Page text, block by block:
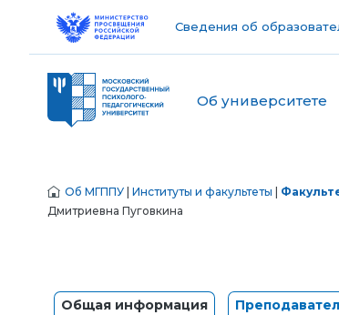
Сведения об
Об университете
Об МГППУ Институты и факультеты
Дмитриевна Пуговкина
Общая информация